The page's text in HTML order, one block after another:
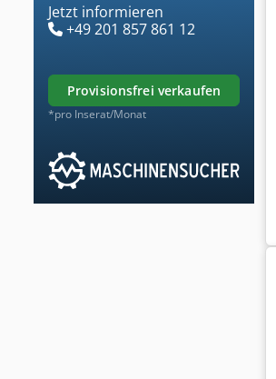
Jetzt informieren
+49 201 857 861 12
provisionsfrei verkaufen
*pro Inserat/Monat